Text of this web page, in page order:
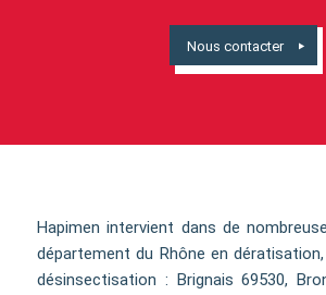
Nous contacter
Hapimen intervient dans de
département du Rhône en
désinsectisation : Brignais 69530,